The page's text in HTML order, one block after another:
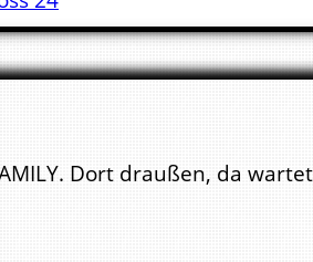
Dort draußen, da